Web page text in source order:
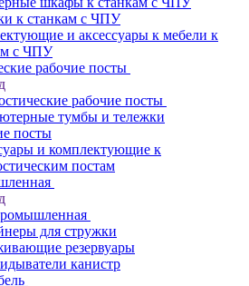
к станкам с ЧПУ
и аксессуары к мебели к
с ЧПУ
рабочие посты
рабочие посты
тумбы и тележки
посты
и комплектующие к
постам
для стружки
резервуары
канистр